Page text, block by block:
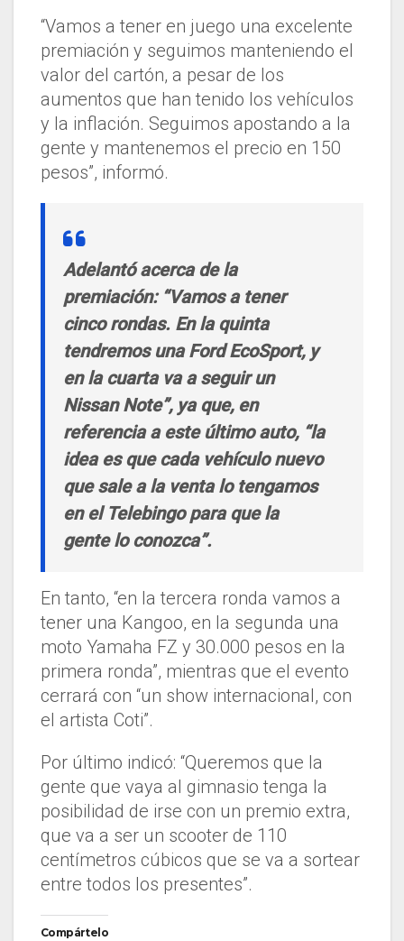
“Vamos a tener en juego una excelente
premiación y seguimos manteniendo el
valor del cartón, a pesar de los
aumentos que han tenido los vehículos
y la inflación. Seguimos apostando a la
gente y mantenemos el precio en 150
pesos”, informó.
Adelantó acerca de la
premiación: “Vamos a tener
cinco rondas. En la quinta
tendremos una Ford EcoSport, y
en la cuarta va a seguir un
Nissan Note”, ya que, en
referencia a este último auto, “la
idea es que cada vehículo nuevo
que sale a la venta lo tengamos
en el Telebingo para que la
gente lo conozca”.
En tanto, “en la tercera ronda vamos a
tener una Kangoo, en la segunda una
moto Yamaha FZ y 30.000 pesos en la
primera ronda”, mientras que el evento
cerrará con “un show internacional, con
el artista Coti”.
Por último indicó: “Queremos que la
gente que vaya al gimnasio tenga la
posibilidad de irse con un premio extra,
que va a ser un scooter de 110
centímetros cúbicos que se va a sortear
entre todos los presentes”.
Compártelo